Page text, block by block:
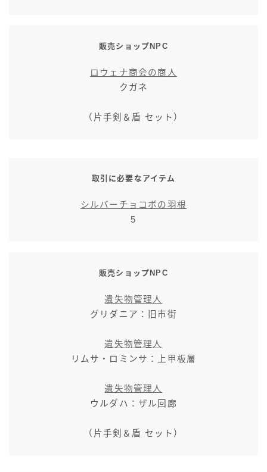
販売ショップNPC
ロウェナ商会の商人
クガネ
（片手剣＆盾 セット）
取引に必要なアイテム
シルバーチョコボの羽根
5
販売ショップNPC
遺失物管理人
グリダニア：旧市街
遺失物管理人
リムサ・ロミンサ：上甲板層
遺失物管理人
ウルダハ：ザル回廊
（片手剣＆盾 セット）